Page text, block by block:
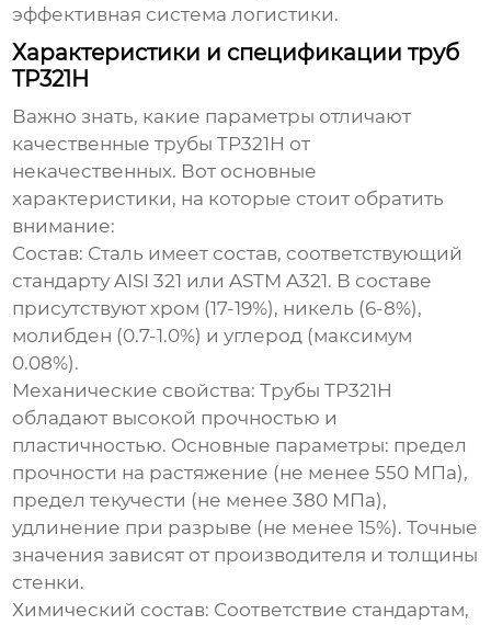
эффективная система логистики.
Характеристики и спецификации труб
TP321H
Важно знать, какие параметры отличают
качественныетрубы TP321H от
некачественных. Вот основные
характеристики, на которые стоит обратить
внимание:
Состав: Сталь имеет состав, соответствующий
стандарту AISI 321 или ASTM A321. В составе
присутствуют хром (17-19%), никель (6-8%),
молибден (0.7-1.0%) и углерод (максимум
0.08%).
Механические свойства: Трубы TP321H
обладают высокой прочностью и
пластичностью. Основные параметры: предел
прочности на растяжение (не менее 550 МПа),
предел текучести (не менее 380 МПа),
удлинение при разрыве (не менее 15%). Точные
значения зависят от производителя и толщины
стенки.
Химический состав: Соответствие стандартам,